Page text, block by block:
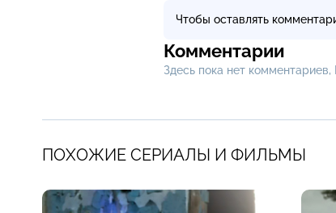
Чтобы оставлять
Комментарии
Здесь пока нет
ПОХОЖИЕ СЕРИАЛЫ И ФИЛЬМЫ